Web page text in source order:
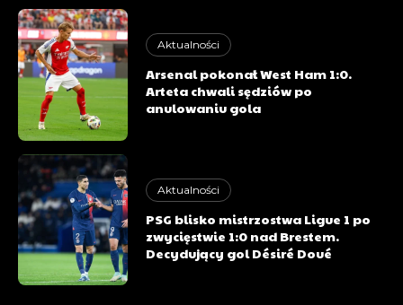
Aktualności
Arsenal pokonał West Ham 1:0.
Arteta chwali sędziów po
anulowaniu gola
Aktualności
PSG blisko mistrzostwa Ligue 1 po
zwycięstwie 1:0 nad Brestem.
Decydujący gol Désiré Doué